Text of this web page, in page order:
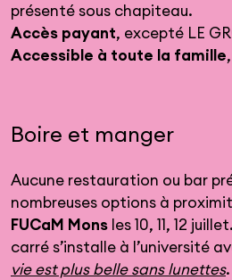
présenté sous chapiteau.
Accès payant, excepté LE
Accessible à toute la famille
Boire et manger
Aucune restauration ou bar
nombreuses options à
FUCaM Mons les 10, 11, 12
carré s’installe à l’université
vie est plus belle sans lunettes